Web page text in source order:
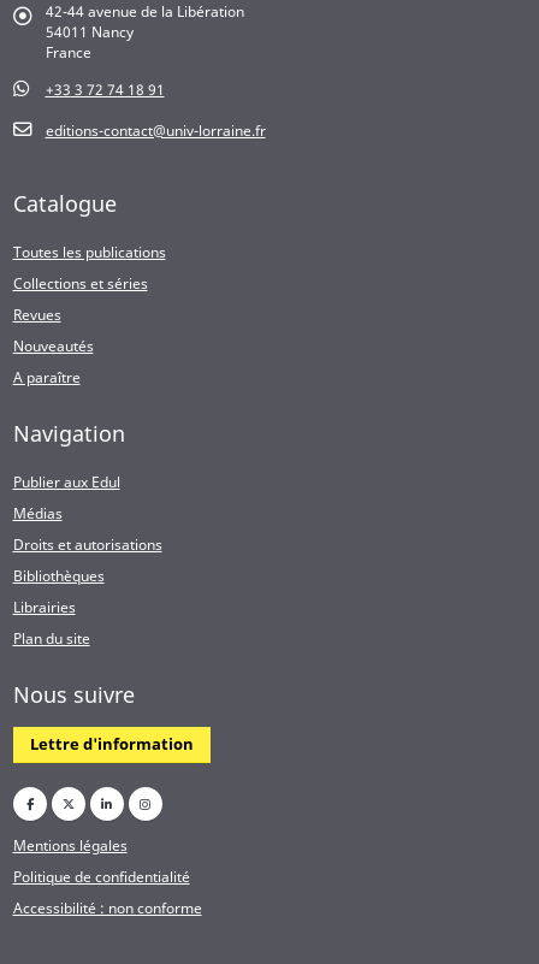
42-44 avenue de la Libération
54011 Nancy
France
+33 3 72 74 18 91
editions-contact@univ-lorraine.fr
Catalogue
Toutes les publications
Collections et séries
Revues
Nouveautés
A paraître
Navigation
Publier aux Edul
Médias
Droits et autorisations
Bibliothèques
Librairies
Plan du site
Nous suivre
Lettre d'information
Mentions légales
Politique de confidentialité
Accessibilité : non conforme